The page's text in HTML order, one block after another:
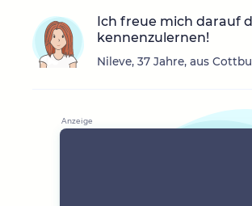
Ich freue mich darauf
kennenzulernen!
Nileve, 37 Jahre, aus